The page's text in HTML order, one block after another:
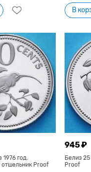
В
1976 год.
Proof
945 ₽
Белиз
Proof